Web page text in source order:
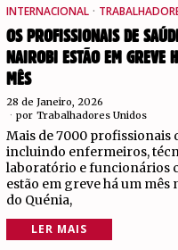
INTERNACIONAL ·
OS PROFISSIONAIS DE
NAIROBI ESTÃO EM GREVE
MÊS
28 de Janeiro, 2026
por Trabalhadores Unidos
Mais de 7000 profissionais
incluindo enfermeiros,
laboratório e funcionários
estão em greve há um mês
do Quénia,
LER MAIS